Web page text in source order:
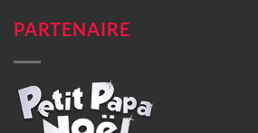
PARTENAIRE